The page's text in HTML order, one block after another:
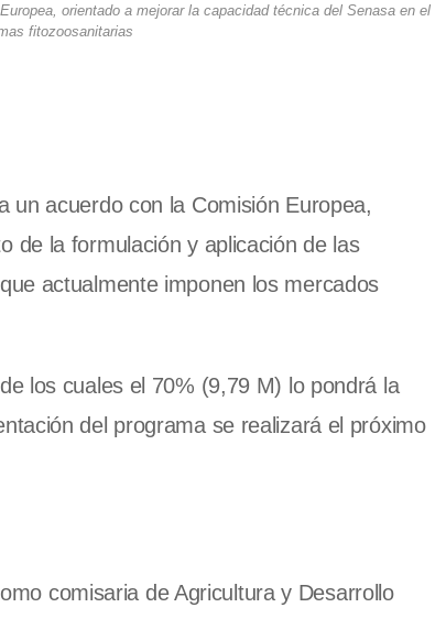
orientado a mejorar la capacidad técnica del Senasa en el
fitozoosanitarias
un acuerdo con la Comisión Europea,
de la formulación y aplicación de las
actualmente imponen los mercados
los cuales el 70% (9,79 M) lo pondrá la
del programa se realizará el próximo
comisaria de Agricultura y Desarrollo